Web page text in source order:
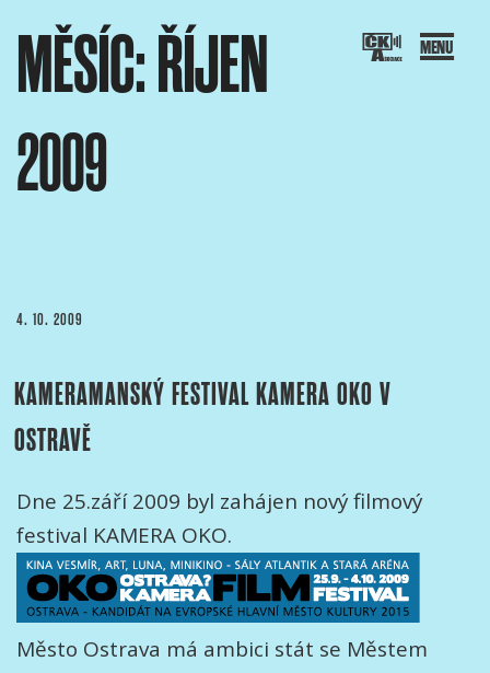
obsahu
ČESKÝCH KAMERAMANŮ
portál Asociace českých kameramanů
MĚSÍC: ŘÍJEN
2009
PUBLIKOVÁNO
4. 10. 2009
KAMERAMANSKÝ FESTIVAL KAMERA OKO V
OSTRAVĚ
Dne 25.září 2009 byl zahájen nový filmový
festival KAMERA OKO.
Město Ostrava má ambici stát se Městem